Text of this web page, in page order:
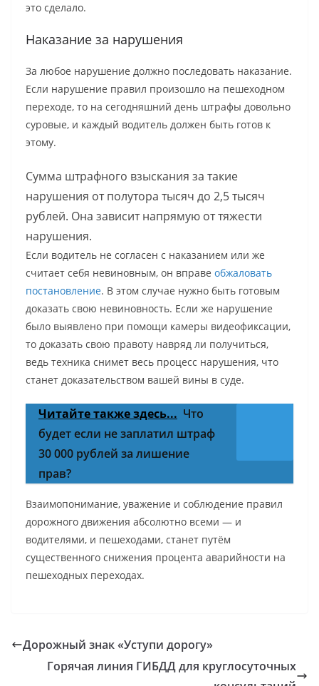
это сделало.
Наказание за нарушения
За любое нарушение должно последовать наказание.
Если нарушение правил произошло на пешеходном
переходе, то на сегодняшний день штрафы довольно
суровые, и каждый водитель должен быть готов к
этому.
Сумма штрафного взыскания за такие
нарушения от полутора тысяч до 2,5 тысяч
рублей. Она зависит напрямую от тяжести
нарушения.
Если водитель не согласен с наказанием или же
считает себя невиновным, он вправе обжаловать
постановление. В этом случае нужно быть готовым
доказать свою невиновность. Если же нарушение
было выявлено при помощи камеры видеофиксации,
то доказать свою правоту навряд ли получиться,
ведь техника снимет весь процесс нарушения, что
станет доказательством вашей вины в суде.
Читайте также здесь... Что
будет если не заплатил штраф
30 000 рублей за лишение
прав?
Взаимопонимание, уважение и соблюдение правил
дорожного движения абсолютно всеми — и
водителями, и пешеходами, станет путём
существенного снижения процента аварийности на
пешеходных переходах.
Дорожный знак «Уступи дорогу»
Горячая линия ГИБДД для круглосуточных